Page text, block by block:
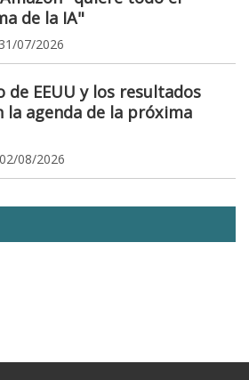
de la IA"
07/2026
de EEUU y los resultados
la agenda de la próxima
08/2026